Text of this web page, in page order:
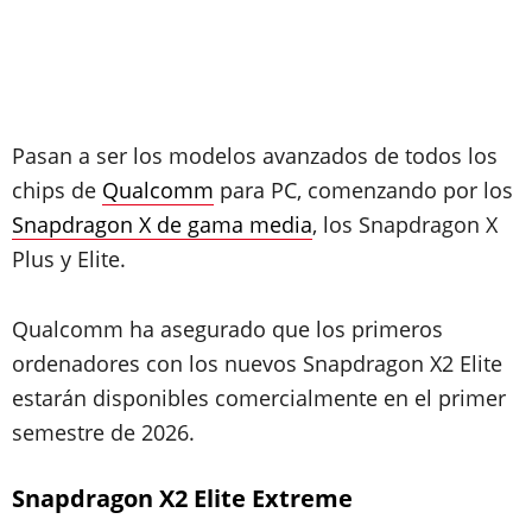
Pasan a ser los modelos avanzados de todos los
chips de Qualcomm para PC, comenzando por los
Snapdragon X de gama media, los Snapdragon X
Plus y Elite.
Qualcomm ha asegurado que los primeros
ordenadores con los nuevos Snapdragon X2 Elite
estarán disponibles comercialmente en el primer
semestre de 2026.
Snapdragon X2 Elite Extreme